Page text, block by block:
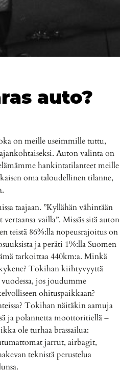
auto?
on meille useimmille tuttu,
Auton valinta on
hankintatilanteet meille
oma taloudellinen tilanne,
taajaan. ”Kyllähän vähintään
vailla”. Missäs sitä auton
teistä 86%:lla nopeusrajoitus on
ja peräti 1%:lla Suomen
tarkoittaa 440km:a. Minkä
Tokihan kiihtyvyyttä
jos joudumme
ohituspaikkaan?
Tokihan näitäkin aamuja
ja polannetta moottoritiellä –
ole turhaa brassailua:
jarrut, airbagit,
teknistä perustelua